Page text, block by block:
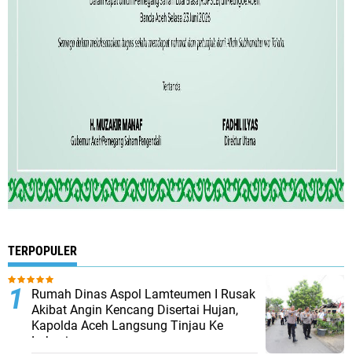
TERPOPULER
Rumah Dinas Aspol Lamteumen I Rusak
Akibat Angin Kencang Disertai Hujan,
Kapolda Aceh Langsung Tinjau Ke
Lokasi